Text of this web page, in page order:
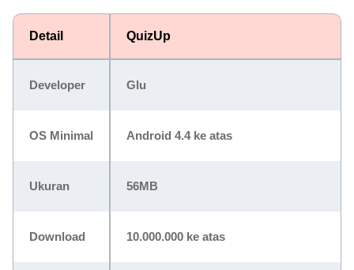
Detail QuizUp
Developer Glu
OS Minimal Android 4.4 ke atas
Ukuran 56MB
Download 10.000.000 ke atas